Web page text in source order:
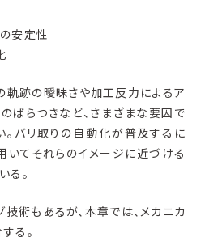
安定性
軌跡の曖昧さや加工反力によるア
ばらつきなど、さまざまな要因で
バリ取りの自動化が普及するに
いてそれらのイメージに近づける
る。
術もあるが、本章では、メカニカ
る。